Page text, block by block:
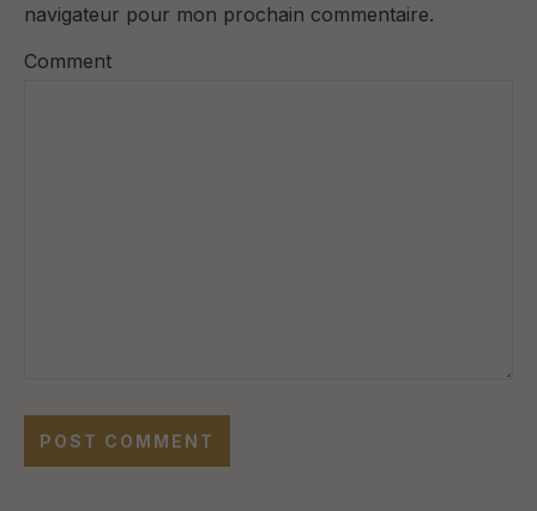
navigateur pour mon prochain commentaire.
Comment